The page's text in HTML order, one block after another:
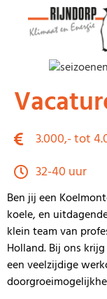
3.000,- tot
32-40 uur
Ben jij een
koele, en
klein team van
Holland. Bij ons
een veelzijdige